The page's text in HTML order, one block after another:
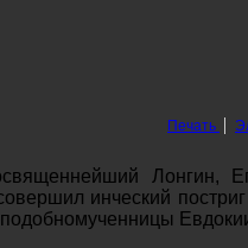
Печать
Лонгин,
инческий